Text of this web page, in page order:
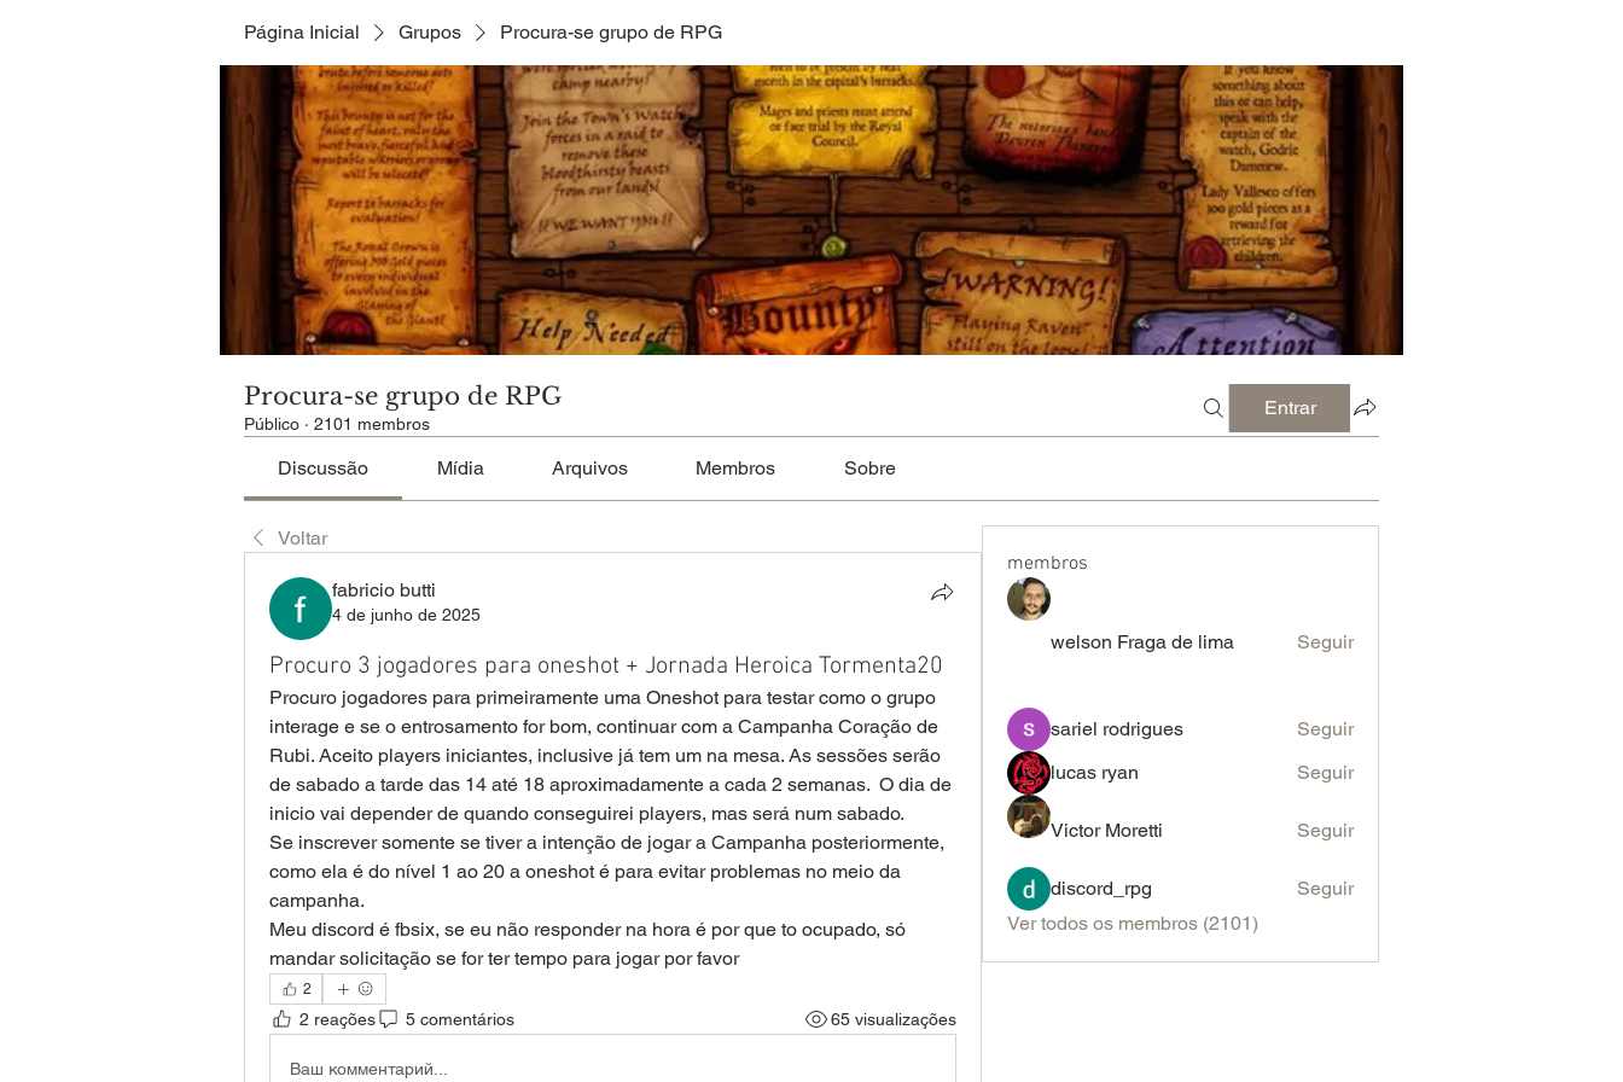
Página Inicial Grupos Procura-se grupo de RPG
Procura-se grupo de RPG
Público · 2101 membros
Entrar
Discussão Mídia Arquivos Membros Sobre
Voltar
fabricio butti
4 de junho de 2025
Procuro 3 jogadores para oneshot + Jornada Heroica Tormenta20
Procuro jogadores para primeiramente uma Oneshot para testar como o grupo
interage e se o entrosamento for bom, continuar com a Campanha Coração de
Rubi. Aceito players iniciantes, inclusive já tem um na mesa. As sessões serão
de sabado a tarde das 14 até 18 aproximadamente a cada 2 semanas.  O dia de
inicio vai depender de quando conseguirei players, mas será num sabado.
Se inscrever somente se tiver a intenção de jogar a Campanha posteriormente,
como ela é do nível 1 ao 20 a oneshot é para evitar problemas no meio da
campanha.
Meu discord é fbsix, se eu não responder na hora é por que to ocupado, só
mandar solicitação se for ter tempo para jogar por favor
2
2 reações 5 comentários 65 visualizações
Ваш комментарий...
membros
welson Fraga de lima Seguir
sariel rodrigues
Seguir
lucas ryan
Seguir
Victor Moretti Seguir
discord_rpg
Seguir
Ver todos os membros (2101)